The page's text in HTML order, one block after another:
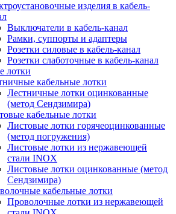
изделия в кабель-
Выключатели в кабель-канал
Рамки, суппорты и адаптеры
Розетки силовые в кабель-канал
Розетки слаботочные в кабель-канал
лотки
кабельные лотки
Лестничные лотки оцинкованные
(метод Сендзимира)
кабельные лотки
Листовые лотки горячеоцинкованные
(метод погружения)
Листовые лотки из нержавеющей
стали INOX
Листовые лотки оцинкованные (метод
Сендзимира)
кабельные лотки
Проволочные лотки из нержавеющей